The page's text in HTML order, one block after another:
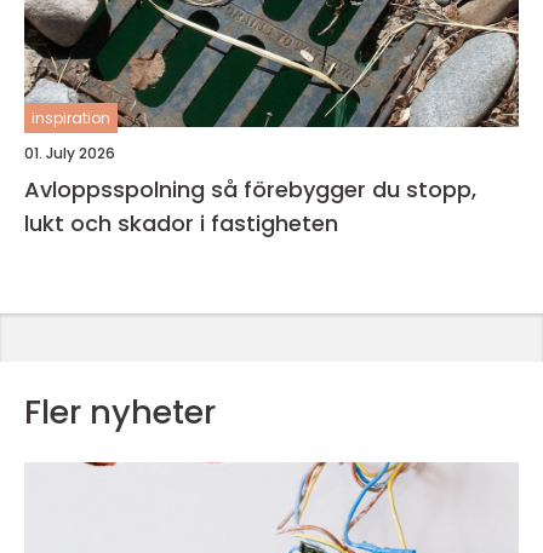
inspiration
01. July 2026
Avloppsspolning så förebygger du stopp,
lukt och skador i fastigheten
Fler nyheter